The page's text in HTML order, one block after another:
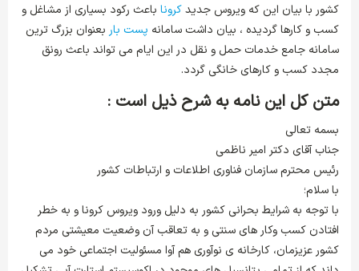
کشور با بیان این که ویروس جدیدکرونا باعث رکود بسیاری از مشاغل و
کسب و کارها گردیده ، بیان داشت سامانه پست بار بعنوان بزرگ ترین
سامانه جامع خدمات حمل و نقل در این ایام می تواند باعث رونق
مجدد کسب و کارهای خانگی گردد.
متن کل این نامه به شرح ذیل است :
بسمه تعالی
جناب آقای دکتر امیر ناظمی
رئیس محترم سازمان فناوری اطلاعات و ارتباطات کشور
با سلام؛
با توجه به شرایط بحرانی کشور به دلیل ورود ویروس کرونا و به خطر
افتادن کسب وکار های سنتی و به تعاقب آن وضعیت معیشتی مردم
کشور عزیزمان، کارخانه ی نوآوری هم آوا مسئولیت اجتماعی خود می